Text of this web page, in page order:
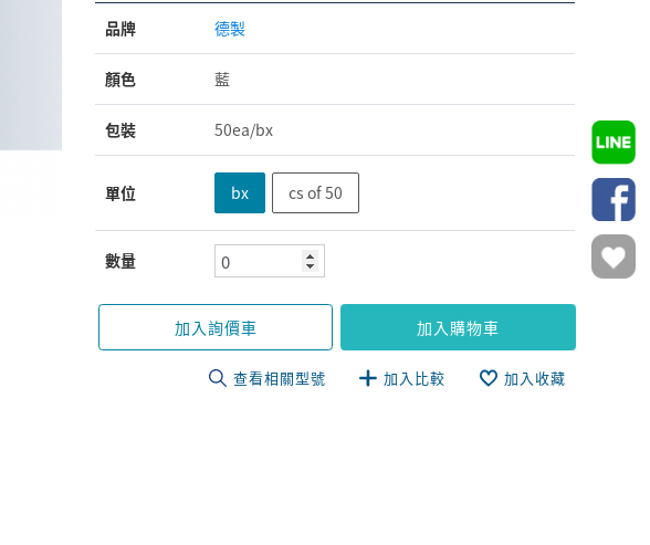
品牌 德製
顏色 藍
包裝 50ea/bx
單位 bx cs of 50
數量
加入詢價車 加入購物車
查看相關型號 加入比較 加入收藏